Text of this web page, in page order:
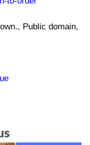
Public domain,